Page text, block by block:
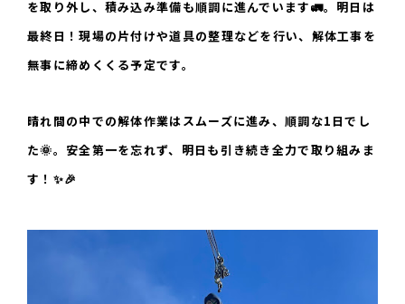
を取り外し、積み込み準備も順調に進んでいます🚛。明日は
最終日！現場の片付けや道具の整理などを行い、解体工事を
無事に締めくくる予定です。
晴れ間の中での解体作業はスムーズに進み、順調な1日でし
た🌞。安全第一を忘れず、明日も引き続き全力で取り組みま
す！✨🎉